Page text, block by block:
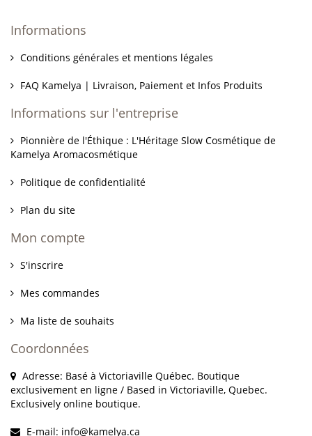
Informations
Conditions générales et mentions légales
FAQ Kamelya | Livraison, Paiement et Infos Produits
Informations sur l'entreprise
Pionnière de l'Éthique : L'Héritage Slow Cosmétique de
Kamelya Aromacosmétique
Politique de confidentialité
Plan du site
Mon compte
S'inscrire
Mes commandes
Ma liste de souhaits
Coordonnées
Adresse: Basé à Victoriaville Québec. Boutique
exclusivement en ligne / Based in Victoriaville, Quebec.
Exclusively online boutique.
E-mail: info@kamelya.ca